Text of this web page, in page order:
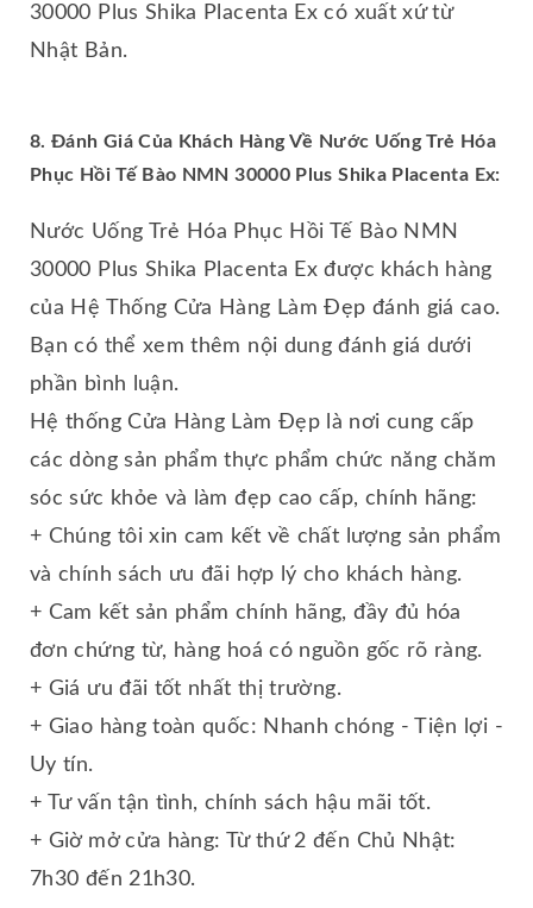
30000 Plus Shika Placenta Ex có xuất xứ từ
Nhật Bản.
8. Đánh Giá Của Khách Hàng Về Nước Uống Trẻ Hóa
Phục Hồi Tế Bào NMN 30000 Plus Shika Placenta Ex:
Nước Uống Trẻ Hóa Phục Hồi Tế Bào NMN
30000 Plus Shika Placenta Ex được khách hàng
của Hệ Thống Cửa Hàng Làm Đẹp đánh giá cao.
Bạn có thể xem thêm nội dung đánh giá dưới
phần bình luận.
Hệ thống Cửa Hàng Làm Đẹp là nơi cung cấp
các dòng sản phẩm thực phẩm chức năng chăm
sóc sức khỏe và làm đẹp cao cấp, chính hãng:
+ Chúng tôi xin cam kết về chất lượng sản phẩm
và chính sách ưu đãi hợp lý cho khách hàng.
+ Cam kết sản phẩm chính hãng, đầy đủ hóa
đơn chứng từ, hàng hoá có nguồn gốc rõ ràng.
+ Giá ưu đãi tốt nhất thị trường.
+ Giao hàng toàn quốc: Nhanh chóng - Tiện lợi -
Uy tín.
+ Tư vấn tận tình, chính sách hậu mãi tốt.
+ Giờ mở cửa hàng: Từ thứ 2 đến Chủ Nhật:
7h30 đến 21h30.